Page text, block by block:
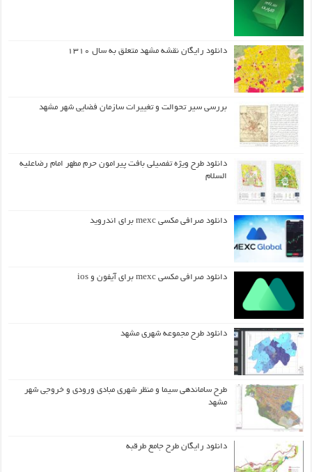
دانلود رایگان نقشه مشهد متعلق به سال ۱۳۱۰
بررسی سیر تحوالت و تغییرات سازمان فضایی شهر مشهد
دانلود طرح ويژه تفصيلي بافت پيرامون حرم مطهر امام رضاعليه
السلام
دانلود صرافی مکسی mexc برای اندروید
دانلود صرافی مکسی mexc برای آیفون و ios
دانلود طرح مجموعه شهری مشهد
طرح ساماندهی سیما و منظر شهری مبادی ورودی و خروجی شهر
مشهد
دانلود رایگان طرح جامع طرقبه